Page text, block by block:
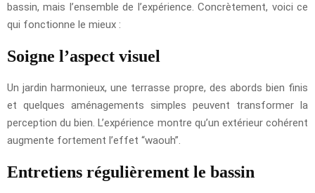
bassin, mais l’ensemble de l’expérience. Concrètement, voici ce
qui fonctionne le mieux :
Soigne l’aspect visuel
Un jardin harmonieux, une terrasse propre, des abords bien finis
et quelques aménagements simples peuvent transformer la
perception du bien. L’expérience montre qu’un extérieur cohérent
augmente fortement l’effet “waouh”.
Entretiens régulièrement le bassin